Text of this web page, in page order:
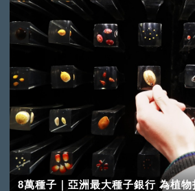
8萬種子｜亞洲最大種子銀行 為植物